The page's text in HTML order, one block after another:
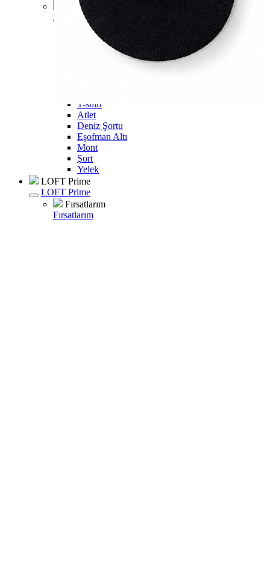
Erkek
Erkek
Ceket
Kaban
T-shirt
Atlet
Deniz Şortu
Eşofman Altı
Mont
Şort
Yelek
LOFT Prime
LOFT Prime
Fırsatlarım
Fırsatlarım